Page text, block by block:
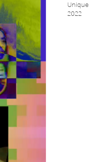
Unique
2022